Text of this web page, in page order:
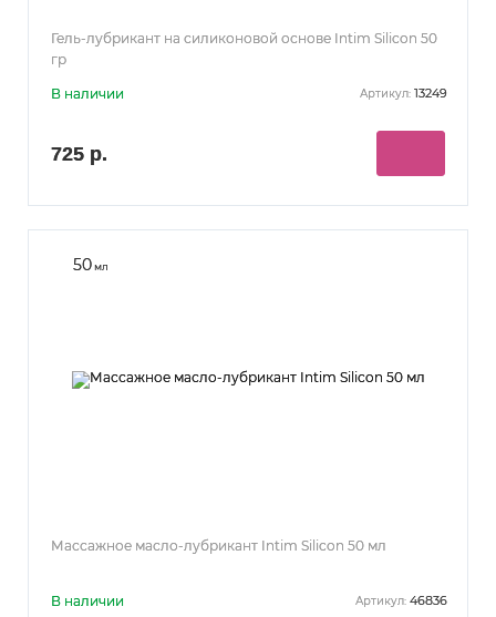
Гель-лубрикант на силиконовой основе Intim Silicon 50
гр
В наличии Артикул: 13249
725 р.
50мл
Массажное масло-лубрикант Intim Silicon 50 мл
В наличии Артикул: 46836